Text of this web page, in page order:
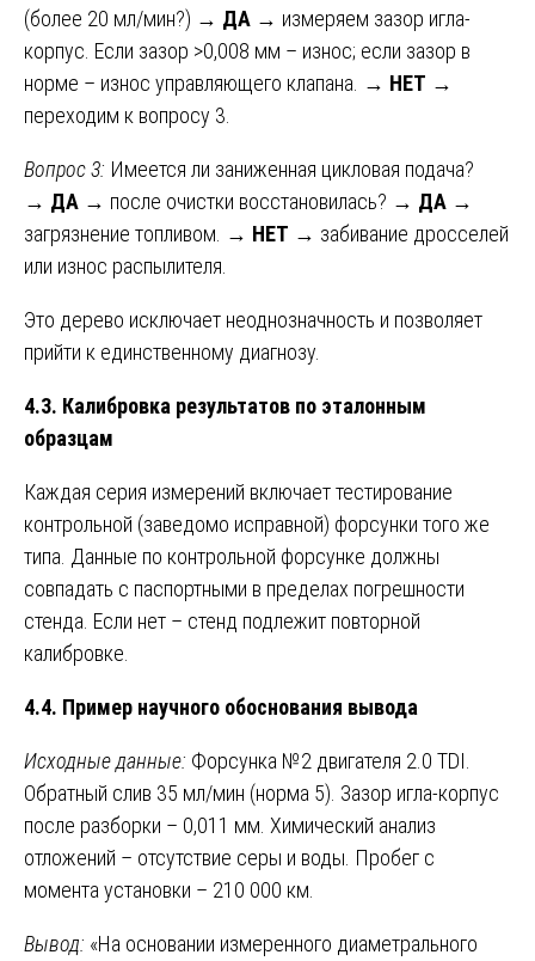
(более 20 мл/мин?) → ДА → измеряем зазор игла-
корпус. Если зазор >0,008 мм – износ; если зазор в
норме – износ управляющего клапана. → НЕТ →
переходим к вопросу 3.
Вопрос 3: Имеется ли заниженная цикловая подача?
→ ДА → после очистки восстановилась? → ДА →
загрязнение топливом. → НЕТ → забивание дросселей
или износ распылителя.
Это дерево исключает неоднозначность и позволяет
прийти к единственному диагнозу.
4.3. Калибровка результатов по эталонным
образцам
Каждая серия измерений включает тестирование
контрольной (заведомо исправной) форсунки того же
типа. Данные по контрольной форсунке должны
совпадать с паспортными в пределах погрешности
стенда. Если нет – стенд подлежит повторной
калибровке.
4.4. Пример научного обоснования вывода
Исходные данные: Форсунка №2 двигателя 2.0 TDI.
Обратный слив 35 мл/мин (норма 5). Зазор игла-корпус
после разборки – 0,011 мм. Химический анализ
отложений – отсутствие серы и воды. Пробег с
момента установки – 210 000 км.
Вывод: «На основании измеренного диаметрального